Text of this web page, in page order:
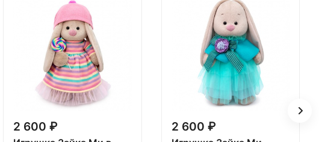
2 600 ₽ 2 600 ₽